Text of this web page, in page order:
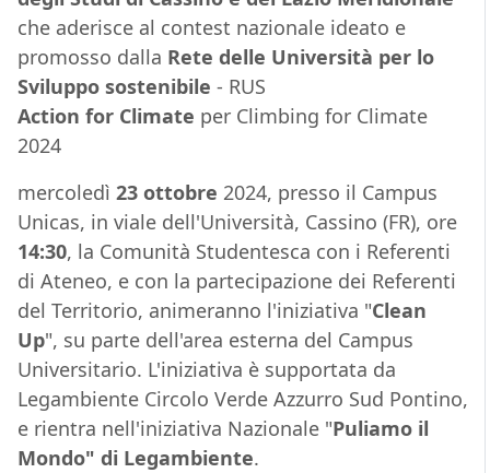
che aderisce al contest nazionale ideato e
promosso dalla Rete delle Università per lo
Sviluppo sostenibile - RUS
Action for Climate per Climbing for Climate
2024
mercoledì 23 ottobre 2024, presso il Campus
Unicas, in viale dell'Università, Cassino (FR), ore
14:30, la Comunità Studentesca con i Referenti
di Ateneo, e con la partecipazione dei Referenti
del Territorio, animeranno l'iniziativa "Clean
Up", su parte dell'area esterna del Campus
Universitario. L'iniziativa è supportata da
Legambiente Circolo Verde Azzurro Sud Pontino,
e rientra nell'iniziativa Nazionale "Puliamo il
Mondo" di Legambiente.